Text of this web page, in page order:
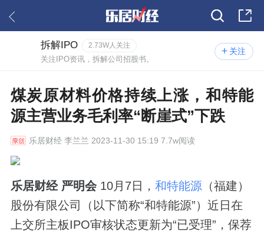
关注
拆解IPO 2.73W人关注
关注IPO资讯，拆解公司招股书。
煤炭原材料价格持续上涨，和特能
源主营业务毛利率“断崖式”下跌
乐居财经李兰兰 2023-11-30 15:19 7.7w阅读
乐居财经 严明会10月7日， 和特能源 （福建）
股份有限公司（以下简称“和特能源”）近日在
上交所主板IPO审核状态更新为“已受理”，保荐